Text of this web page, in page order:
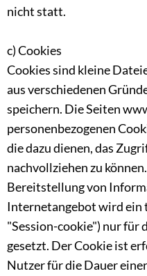
nicht statt.
c) Cookies
Cookies sind kleine
aus verschiedenen
speichern. Die Seiten
personenbezogenen
die dazu dienen, das
nachvollziehen zu
Bereitstellung von
Internetangebot wird ein
"Session-cookie") nur für
gesetzt. Der Cookie ist
Nutzer für die Dauer